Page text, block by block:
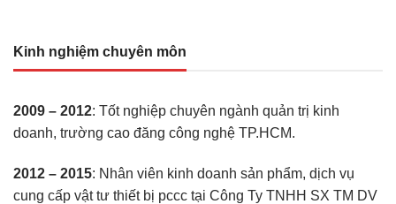
Kinh nghiệm chuyên môn
2009 – 2012: Tốt nghiệp chuyên ngành quản trị kinh
doanh, trường cao đăng công nghệ TP.HCM.
2012 – 2015: Nhân viên kinh doanh sản phẩm, dịch vụ
cung cấp vật tư thiết bị pccc tại Công Ty TNHH SX TM DV